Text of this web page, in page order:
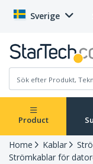
Sverige
Product
Home Kablar
Strömkablar för